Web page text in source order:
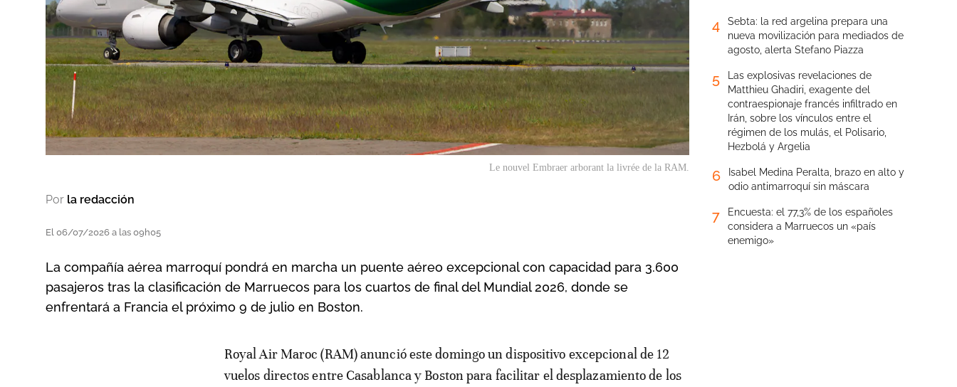
Le nouvel Embraer arborant la livrée de la RAM.
Por la redacción
El 06/07/2026 a las 09h05
La compañía aérea marroquí pondrá en marcha un puente aéreo excepcional con capacidad para 3.600
pasajeros tras la clasificación de Marruecos para los cuartos de final del Mundial 2026, donde se
enfrentará a Francia el próximo 9 de julio en Boston.
Royal Air Maroc (RAM) anunció este domingo un dispositivo excepcional de 12
vuelos directos entre Casablanca y Boston para facilitar el desplazamiento de los
4
Sebta: la red argelina prepara una
nueva movilización para mediados de
agosto, alerta Stefano Piazza
5
Las explosivas revelaciones de
Matthieu Ghadiri, exagente del
contraespionaje francés infiltrado en
Irán, sobre los vínculos entre el
régimen de los mulás, el Polisario,
Hezbolá y Argelia
6
Isabel Medina Peralta, brazo en alto y
odio antimarroquí sin máscara
7
Encuesta: el 77,3% de los españoles
considera a Marruecos un «país
enemigo»